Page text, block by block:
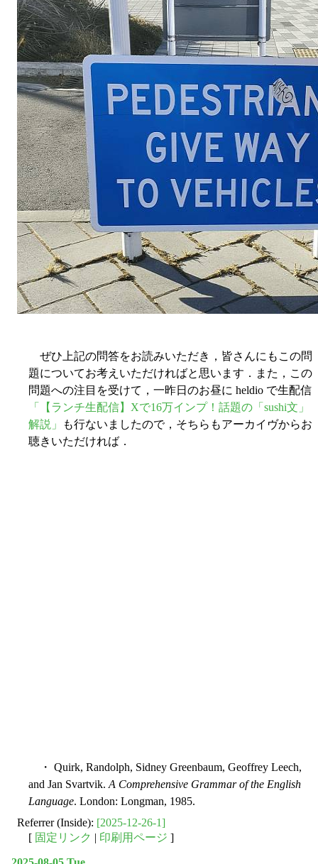
ぜひ上記の問答をお読みいただき，皆さんにもこの問
題についてお考えいただければと思います．また，この
問題への注目を受けて，一昨日のお昼に heldio で生配信
「【ランチ生配信】Xで16万インプ！話題の「sushi文」
解説」
も行ないましたので，そちらもアーカイヴからお
聴きいただければ．
・ Quirk, Randolph, Sidney Greenbaum, Geoffrey Leech,
and Jan Svartvik.A Comprehensive Grammar of the English
Language. London: Longman, 1985.
Referrer (Inside): [2025-12-26-1]
[ 固定リンク | 印刷用ページ ]